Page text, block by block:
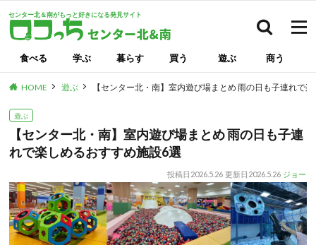
センター北＆南がもっと好きになる発見サイト
食べる 学ぶ 暮らす 買う 遊ぶ 商う
HOME 遊ぶ 【センター北・南】室内遊び場まとめ 雨の日も子連れで
遊ぶ
【センター北・南】室内遊び場まとめ 雨の日も子連
れで楽しめるおすすめ施設6選
投稿日 2026.5.26 更新日 2026.5.26 ジョー